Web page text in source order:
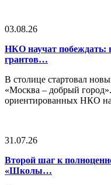
03.08.26
НКО научат побеждать:
грантов…
В столице стартовал
«Москва – добрый
ориентированных НКО
31.07.26
Второй шаг к
«Школы…